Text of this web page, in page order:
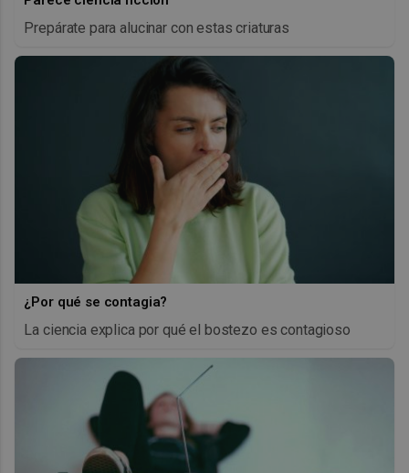
Prepárate para alucinar con estas criaturas
¿Por qué se contagia?
La ciencia explica por qué el bostezo es contagioso